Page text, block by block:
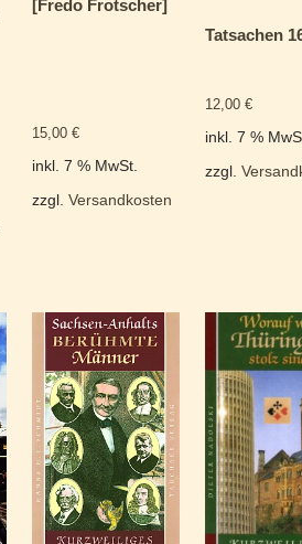
[Fredo Frotscher]
15,00€
inkl. 7 % MwSt.
zzgl.Versandkosten
Tatsachen
12,00 €
inkl. 7 %
zzgl.